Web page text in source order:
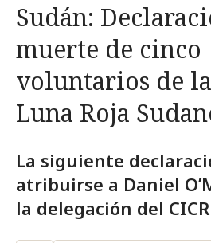
Sudán:
muerte de cinco
voluntarios de
Luna Roja
La siguiente
atribuirse a Daniel
la delegación del